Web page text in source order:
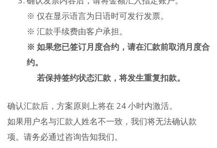
※ 仅在显示语言为日语时可发行发票。
※ 汇款手续费由客户承担。
※ 如果您已签订月度合约，请在汇款前取消月度合
约。
若保持签约状态汇款，将发生重复扣款。
确认汇款后，方案原则上将在 24 小时内激活。
如果用户名与汇款人姓名不一致，我们将无法确认款
项。请务必通过咨询告知我们。